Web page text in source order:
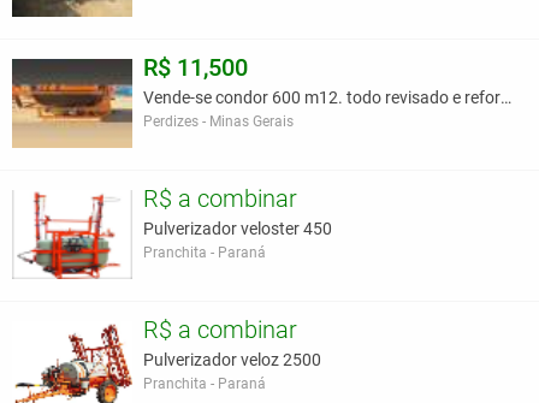
R$ 11,500
Vende-se condor 600 m12. todo revisado e reformado
Perdizes - Minas Gerais
R$ a combinar
Pulverizador veloster 450
Pranchita - Paraná
R$ a combinar
Pulverizador veloz 2500
Pranchita - Paraná